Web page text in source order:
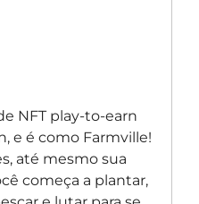
NFT play-to-earn
e é como Farmville!
até mesmo sua
começa a plantar,